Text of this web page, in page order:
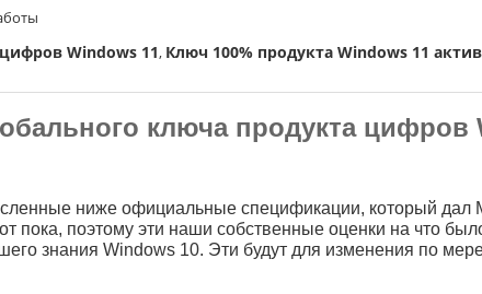
Windows 11, Ключ 100% продукта Windows 11
ключа продукта цифров
ниже официальные спецификации, который дал
пока, поэтому эти наши собственные оценки на что
знания Windows 10. Эти будут для изменения по